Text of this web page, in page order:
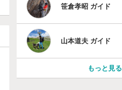
笹倉孝昭 ガイド
山本道夫 ガイド
もっと見る